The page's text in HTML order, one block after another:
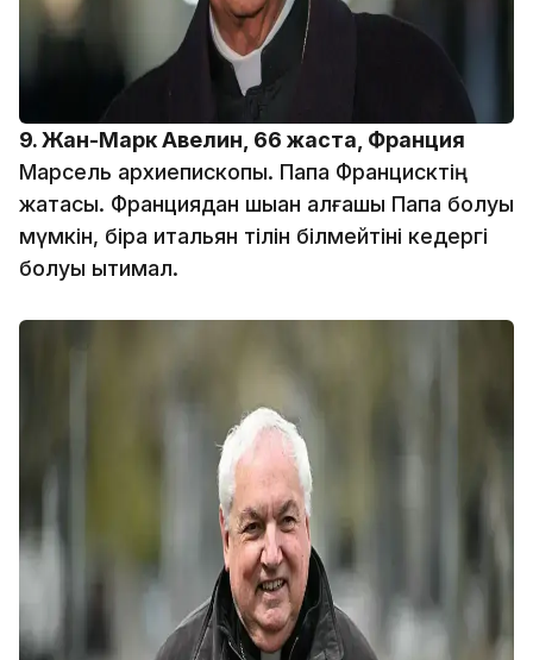
9. Жан-Марк Авелин, 66 жаста, Франция
Марсель архиепископы. Папа Францисктің
жақтасы. Франциядан шыққан алғашқы Папа болуы
мүмкін, бірақ итальян тілін білмейтіні кедергі
болуы ықтимал.